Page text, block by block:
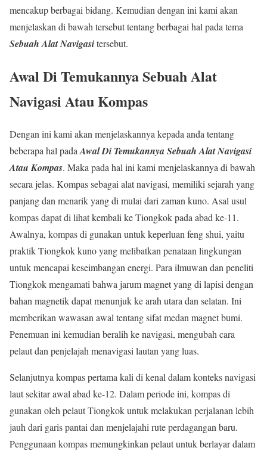
mencakup berbagai bidang. Kemudian dengan ini kami akan
menjelaskan di bawah tersebut tentang berbagai hal pada tema
Sebuah Alat Navigasitersebut.
Awal Di Temukannya Sebuah Alat
Navigasi Atau Kompas
Dengan ini kami akan menjelaskannya kepada anda tentang
beberapa hal pada Awal Di Temukannya Sebuah Alat Navigasi
Atau Kompas. Maka pada hal ini kami menjelaskannya di bawah
secara jelas. Kompas sebagai alat navigasi, memiliki sejarah yang
panjang dan menarik yang di mulai dari zaman kuno. Asal usul
kompas dapat di lihat kembali ke Tiongkok pada abad ke-11.
Awalnya, kompas di gunakan untuk keperluan feng shui, yaitu
praktik Tiongkok kuno yang melibatkan penataan lingkungan
untuk mencapai keseimbangan energi. Para ilmuwan dan peneliti
Tiongkok mengamati bahwa jarum magnet yang di lapisi dengan
bahan magnetik dapat menunjuk ke arah utara dan selatan. Ini
memberikan wawasan awal tentang sifat medan magnet bumi.
Penemuan ini kemudian beralih ke navigasi, mengubah cara
pelaut dan penjelajah menavigasi lautan yang luas.
Selanjutnya kompas pertama kali di kenal dalam konteks navigasi
laut sekitar awal abad ke-12. Dalam periode ini, kompas di
gunakan oleh pelaut Tiongkok untuk melakukan perjalanan lebih
jauh dari garis pantai dan menjelajahi rute perdagangan baru.
Penggunaan kompas memungkinkan pelaut untuk berlayar dalam